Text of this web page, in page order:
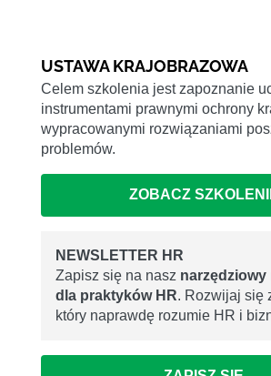
USTAWA KRAJOBRAZOWA
Celem szkolenia jest zapoznanie
instrumentami prawnymi ochrony
wypracowanymi rozwiązaniami
problemów.
ZOBACZ
NEWSLETTER HR
Zapisz się na nasz narzędziowy
dla praktyków HR. Rozwijaj się
który naprawdę rozumie HR i